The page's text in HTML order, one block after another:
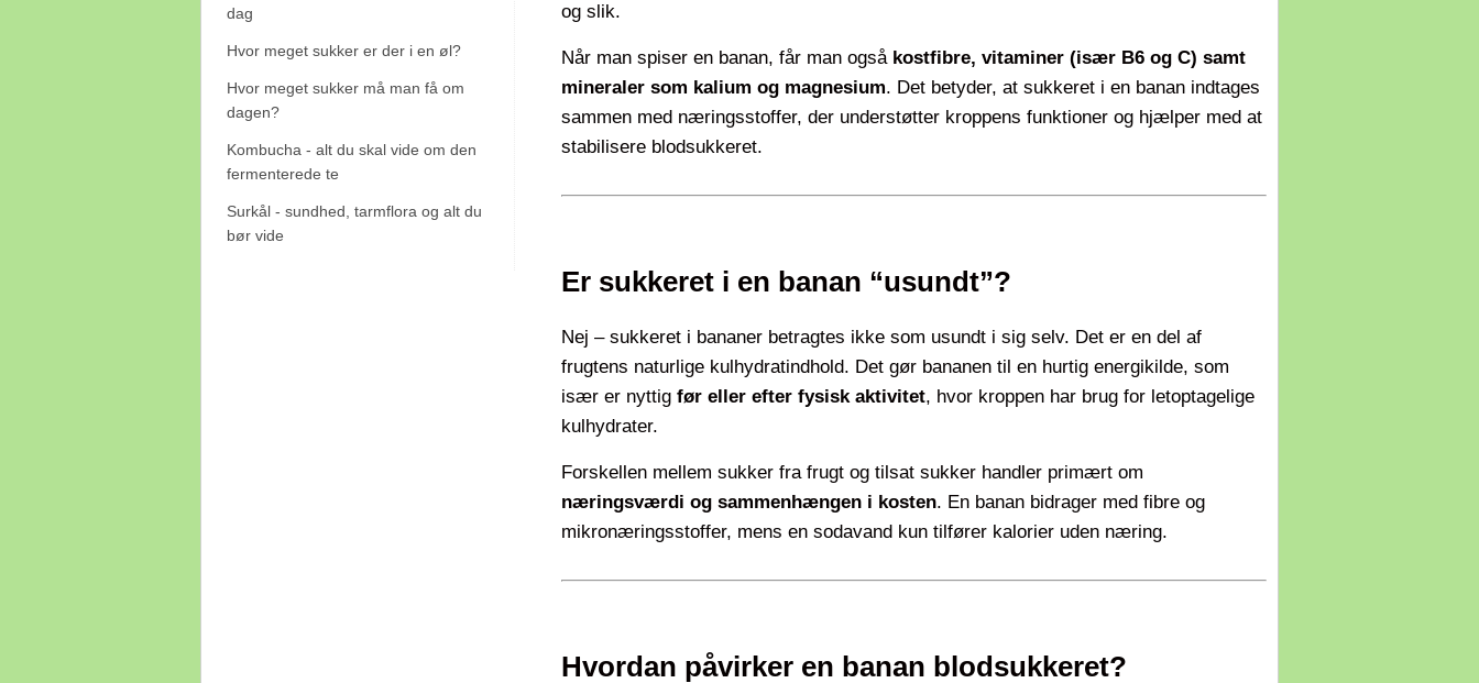
og slik.
Når man spiser en banan, får man også kostfibre, vitaminer (især B6 og C) samt
mineraler som kalium og magnesium. Det betyder, at sukkeret i en banan indtages
sammen med næringsstoffer, der understøtter kroppens funktioner og hjælper med at
stabilisere blodsukkeret.
Er sukkeret i en banan “usundt”?
Nej – sukkeret i bananer betragtes ikke som usundt i sig selv. Det er en del af
frugtens naturlige kulhydratindhold. Det gør bananen til en hurtig energikilde, som
især er nyttigfør eller efter fysisk aktivitet, hvor kroppen har brug for letoptagelige
kulhydrater.
Forskellen mellem sukker fra frugt og tilsat sukker handler primært om
næringsværdi og sammenhængen i kosten. En banan bidrager med fibre og
mikronæringsstoffer, mens en sodavand kun tilfører kalorier uden næring.
Hvordan påvirker en banan blodsukkeret?
dag
Hvor meget sukker er der i en øl?
Hvor meget sukker må man få om
dagen?
Kombucha - alt du skal vide om den
fermenterede te
Surkål - sundhed, tarmflora og alt du
bør vide